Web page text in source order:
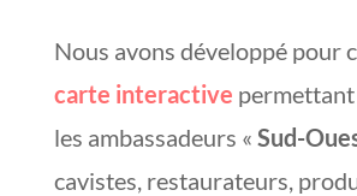
Nous avons développé pour
carte interactive
les ambassadeurs « Sud-
cavistes, restaurateurs,